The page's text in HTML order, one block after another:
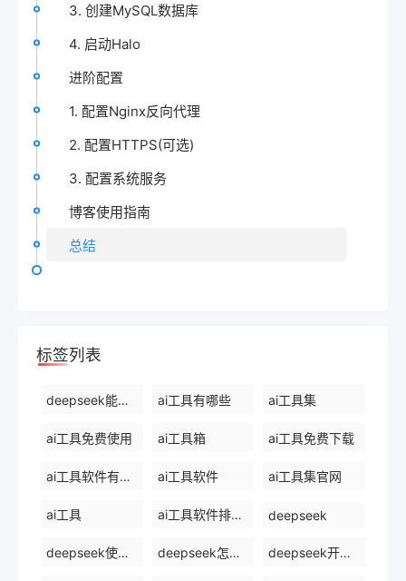
3. 创建MySQL数据库
4. 启动Halo
进阶配置
1. 配置Nginx反向代理
2. 配置HTTPS(可选)
3. 配置系统服务
博客使用指南
总结
标签列表
deepseek能干什么 ai工具有哪些 ai工具集
ai工具免费使用 ai工具箱 ai工具免费下载
ai工具软件有哪些 ai工具软件 ai工具集官网
ai工具 ai工具软件排名前十 deepseek
deepseek使用方法 deepseek怎么使用deepseek deepseek开源ai